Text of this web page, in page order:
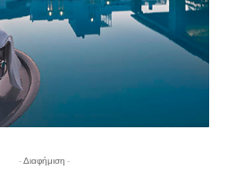
- Διαφήμιση -